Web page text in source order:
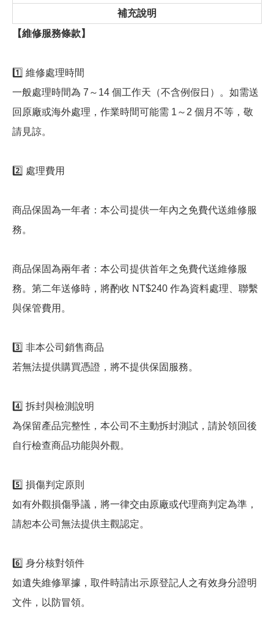
補充說明
【維修服務條款】
1️⃣ 維修處理時間
一般處理時間為 7～14 個工作天（不含例假日）。如需送
回原廠或海外處理，作業時間可能需 1～2 個月不等，敬
請見諒。
2️⃣ 處理費用
商品保固為一年者：本公司提供一年內之免費代送維修服
務。
商品保固為兩年者：本公司提供首年之免費代送維修服
務。第二年送修時，將酌收 NT$240 作為資料處理、聯繫
與保管費用。
3️⃣ 非本公司銷售商品
若無法提供購買憑證，將不提供保固服務。
4️⃣ 拆封與檢測說明
為保留產品完整性，本公司不主動拆封測試，請於領回後
自行檢查商品功能與外觀。
5️⃣ 損傷判定原則
如有外觀損傷爭議，將一律交由原廠或代理商判定為準，
請恕本公司無法提供主觀認定。
6️⃣ 身分核對領件
如遺失維修單據，取件時請出示原登記人之有效身分證明
文件，以防冒領。